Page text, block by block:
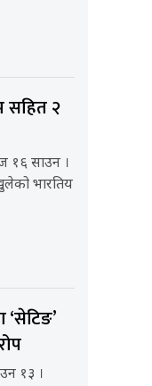
सहित २
१६ साउन ।
भारतिय
१३ ।